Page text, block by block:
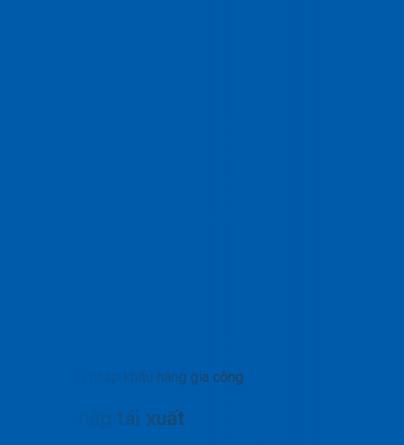
Xuất nhập khẩu hàng gia công
Tạm nhập tái xuất